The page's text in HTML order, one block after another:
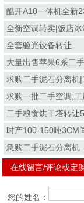
酷开A10一体机全新
全新空调转卖|饭店冰
全套验光设备转让
大量出售苹果6系二
求购二手泥石分离机
求购一批二手空调,
二手粮食烘干塔转让
时产100-150吨3CM
急购二手泥石分离机
在线留言/评论或定
您的姓名：